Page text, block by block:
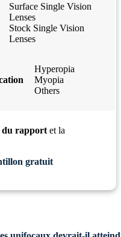
Surface Single Vision
Lenses
Stock Single Vision
Lenses
Hyperopia
Myopia
Others
du rapport et la
gratuit